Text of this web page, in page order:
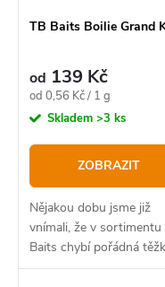
TB Baits Boilie Grand
od 139 Kč
Měrná
cena:
od 0,56 Kč / 1 g
Skladem >3 ks
ZOBRAZIT
Nějakou dobu jsme již
vnímali, že v sortimentu
Baits chybí pořádná
čistokrevná masovka.